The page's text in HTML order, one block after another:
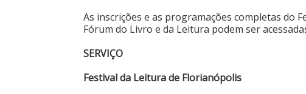
As inscrições e as programações completas do
Fórum do Livro e da Leitura podem ser
SERVIÇO
Festival da Leitura de Florianópolis